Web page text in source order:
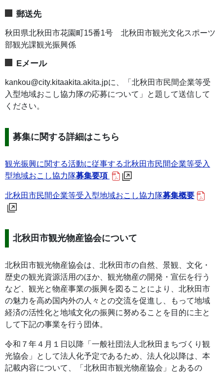
郵送先
秋田県北秋田市花園町15番1号 北秋田市観光文化スポーツ
部観光課観光振興係
Eメール
kankou@city.kitaakita.akita.jpに、「北秋田市民間企業等受
入型地域おこし協力隊の応募について」と題して送信して
ください。
募集に関する詳細はこちら
観光振興に関する活動に従事する北秋田市民間企業等受入
型地域おこし協力隊募集要項
北秋田市民間企業等受入型地域おこし協力隊募集概要
北秋田市観光物産協会について
北秋田市観光物産協会は、北秋田市の自然、景観、文化・
歴史の観光資源活用のほか、観光物産の開発・宣伝を行う
など、観光と物産事業の振興を図ることにより、北秋田市
の魅力を高め国内外の人々との交流を促進し、もって地域
経済の活性化と地域文化の振興に努めることを目的に主と
して下記の事業を行う団体。
令和７年４月１日以降「一般社団法人北秋田まちづくり観
光協会」として法人化予定であるため、法人化以降は、本
記載内容について、「北秋田市観光物産協会」とあるの